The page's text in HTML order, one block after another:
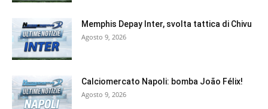
Memphis Depay Inter, svolta tattica di Chivu
Agosto 9, 2026
Calciomercato Napoli: bomba João Félix!
Agosto 9, 2026